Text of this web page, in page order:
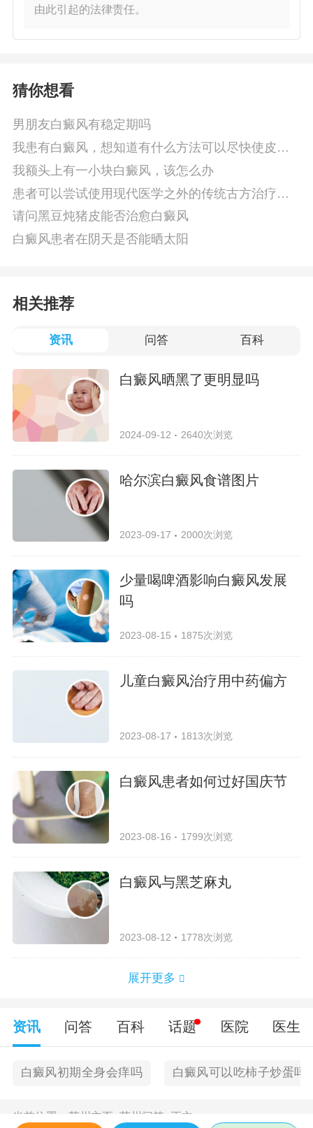
由此引起的法律责任。
猜你想看
男朋友白癜风有稳定期吗
我患有白癜风，想知道有什么方法可以尽快使皮肤
恢复颜色
我额头上有一小块白癜风，该怎么办
患者可以尝试使用现代医学之外的传统古方治疗白
癜风吗
请问黑豆炖猪皮能否治愈白癜风
白癜风患者在阴天是否能晒太阳
相关推荐
资讯 问答 百科
白癜风晒黑了更明显吗
2024-09-12 2640次浏览
哈尔滨白癜风食谱图片
2023-09-17 2000次浏览
少量喝啤酒影响白癜风发展
吗
2023-08-15 1875次浏览
儿童白癜风治疗用中药偏方
2023-08-17 1813次浏览
白癜风患者如何过好国庆节
2023-08-16 1799次浏览
白癜风与黑芝麻丸
2023-08-12 1778次浏览
展开更多
资讯 问答 百科 话题 医院 医生
白癜风初期全身会痒吗 白癜风可以吃柿子炒蛋吗
当前位置： 苏州主页> 苏州问答> 正文